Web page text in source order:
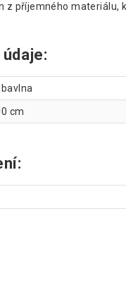
z příjemného materiálu,
cm